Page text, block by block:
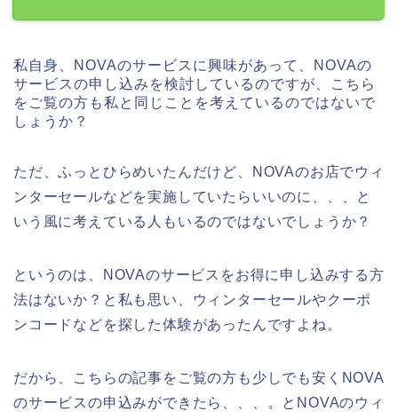
私自身、NOVAのサービスに興味があって、NOVAの
サービスの申し込みを検討しているのですが、こちら
をご覧の方も私と同じことを考えているのではないで
しょうか？
ただ、ふっとひらめいたんだけど、NOVAのお店でウィ
ンターセールなどを実施していたらいいのに、、、と
いう風に考えている人もいるのではないでしょうか？
というのは、NOVAのサービスをお得に申し込みする方
法はないか？と私も思い、ウィンターセールやクーポ
ンコードなどを探した体験があったんですよね。
だから、こちらの記事をご覧の方も少しでも安くNOVA
のサービスの申込みができたら、、、。とNOVAのウィ